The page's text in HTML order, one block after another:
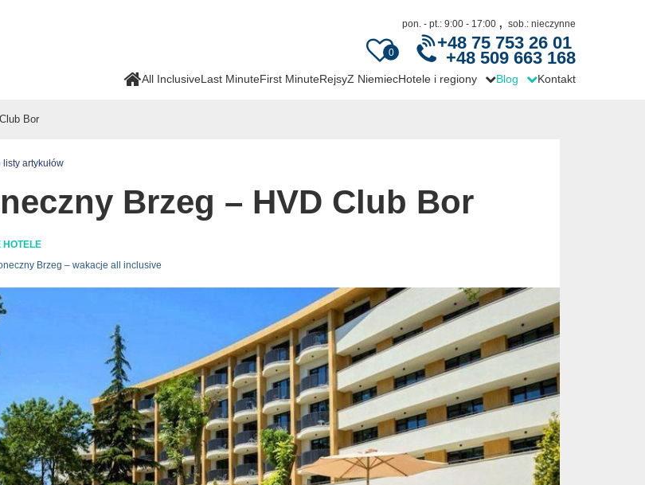
0
pon. - pt.: 9:00 - 17:00 , sob.: nieczynne
+48 75 753 26 01
+48 509 663 168
All InclusiveLast MinuteFirst MinuteRejsyZ NiemiecHotele i regiony Blog Kontakt
Bor
listy artykułów
Brzeg – HVD Club Bor
HOTELE
Brzeg – wakacje all inclusive